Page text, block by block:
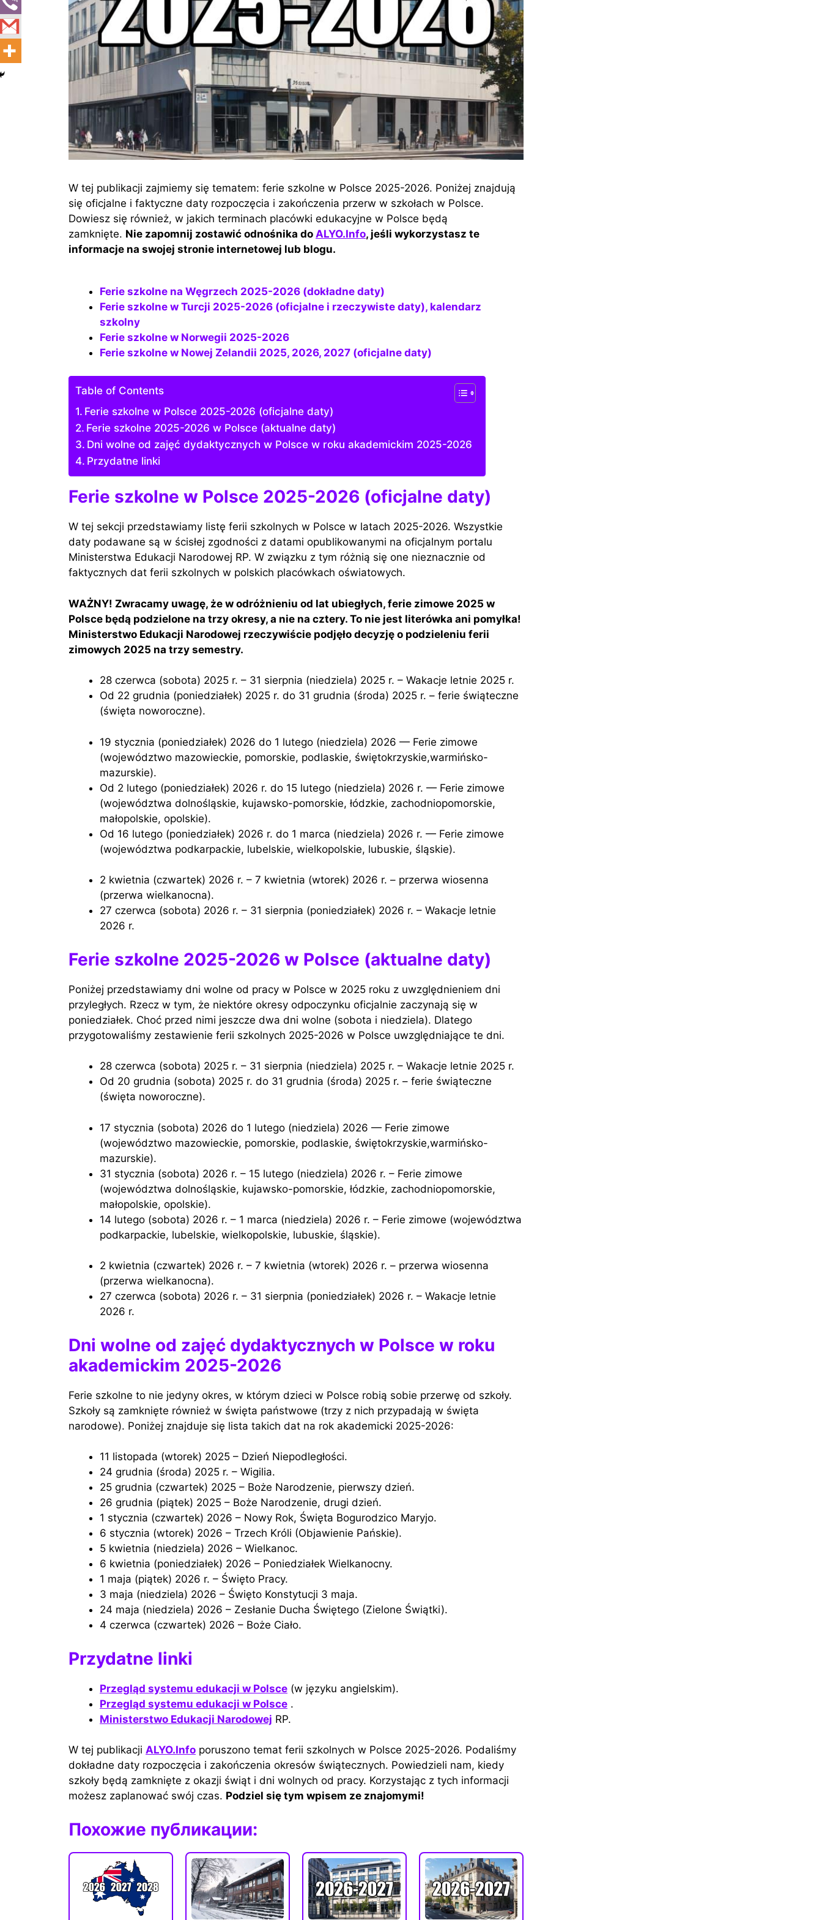
W tej publikacji zajmiemy się tematem: ferie szkolne w Polsce 2025-2026. Poniżej znajdują
się oficjalne i faktyczne daty rozpoczęcia i zakończenia przerw w szkołach w Polsce.
Dowiesz się również, w jakich terminach placówki edukacyjne w Polsce będą
zamknięte. Nie zapomnij zostawić odnośnika do ALYO.Info, jeśli wykorzystasz te
informacje na swojej stronie internetowej lub blogu.
Ferie szkolne na Węgrzech 2025-2026 (dokładne daty)
Ferie szkolne w Turcji 2025-2026 (oficjalne i rzeczywiste daty), kalendarz
szkolny
Ferie szkolne w Norwegii 2025-2026
Ferie szkolne w Nowej Zelandii 2025, 2026, 2027 (oficjalne daty)
Table of Contents
Ferie szkolne w Polsce 2025-2026 (oficjalne daty)
Ferie szkolne 2025-2026 w Polsce (aktualne daty)
Dni wolne od zajęć dydaktycznych w Polsce w roku akademickim 2025-2026
Przydatne linki
Ferie szkolne w Polsce 2025-2026 (oficjalne daty)
W tej sekcji przedstawiamy listę ferii szkolnych w Polsce w latach 2025-2026. Wszystkie
daty podawane są w ścisłej zgodności z datami opublikowanymi na oficjalnym portalu
Ministerstwa Edukacji Narodowej RP. W związku z tym różnią się one nieznacznie od
faktycznych dat ferii szkolnych w polskich placówkach oświatowych.
WAŻNY! Zwracamy uwagę, że w odróżnieniu od lat ubiegłych, ferie zimowe 2025 w
Polsce będą podzielone na trzy okresy, a nie na cztery. To nie jest literówka ani pomyłka!
Ministerstwo Edukacji Narodowej rzeczywiście podjęło decyzję o podzieleniu ferii
zimowych 2025 na trzy semestry.
28 czerwca (sobota) 2025 r. – 31 sierpnia (niedziela) 2025 r. – Wakacje letnie 2025 r.
Od 22 grudnia (poniedziałek) 2025 r. do 31 grudnia (środa) 2025 r. – ferie świąteczne
(święta noworoczne).
19 stycznia (poniedziałek) 2026 do 1 lutego (niedziela) 2026 — Ferie zimowe
(województwo mazowieckie, pomorskie, podlaskie, świętokrzyskie,warmińsko-
mazurskie).
Od 2 lutego (poniedziałek) 2026 r. do 15 lutego (niedziela) 2026 r. — Ferie zimowe
(województwa dolnośląskie, kujawsko-pomorskie, łódzkie, zachodniopomorskie,
małopolskie, opolskie).
Od 16 lutego (poniedziałek) 2026 r. do 1 marca (niedziela) 2026 r. — Ferie zimowe
(województwa podkarpackie, lubelskie, wielkopolskie, lubuskie, śląskie).
2 kwietnia (czwartek) 2026 r. – 7 kwietnia (wtorek) 2026 r. – przerwa wiosenna
(przerwa wielkanocna).
27 czerwca (sobota) 2026 r. – 31 sierpnia (poniedziałek) 2026 r. – Wakacje letnie
2026 r.
Ferie szkolne 2025-2026 w Polsce (aktualne daty)
Poniżej przedstawiamy dni wolne od pracy w Polsce w 2025 roku z uwzględnieniem dni
przyległych. Rzecz w tym, że niektóre okresy odpoczynku oficjalnie zaczynają się w
poniedziałek. Choć przed nimi jeszcze dwa dni wolne (sobota i niedziela). Dlatego
przygotowaliśmy zestawienie ferii szkolnych 2025-2026 w Polsce uwzględniające te dni.
28 czerwca (sobota) 2025 r. – 31 sierpnia (niedziela) 2025 r. – Wakacje letnie 2025 r.
Od 20 grudnia (sobota) 2025 r. do 31 grudnia (środa) 2025 r. – ferie świąteczne
(święta noworoczne).
17 stycznia (sobota) 2026 do 1 lutego (niedziela) 2026 — Ferie zimowe
(województwo mazowieckie, pomorskie, podlaskie, świętokrzyskie,warmińsko-
mazurskie).
31 stycznia (sobota) 2026 r. – 15 lutego (niedziela) 2026 r. – Ferie zimowe
(województwa dolnośląskie, kujawsko-pomorskie, łódzkie, zachodniopomorskie,
małopolskie, opolskie).
14 lutego (sobota) 2026 r. – 1 marca (niedziela) 2026 r. – Ferie zimowe (województwa
podkarpackie, lubelskie, wielkopolskie, lubuskie, śląskie).
2 kwietnia (czwartek) 2026 r. – 7 kwietnia (wtorek) 2026 r. – przerwa wiosenna
(przerwa wielkanocna).
27 czerwca (sobota) 2026 r. – 31 sierpnia (poniedziałek) 2026 r. – Wakacje letnie
2026 r.
Dni wolne od zajęć dydaktycznych w Polsce w roku
akademickim 2025-2026
Ferie szkolne to nie jedyny okres, w którym dzieci w Polsce robią sobie przerwę od szkoły.
Szkoły są zamknięte również w święta państwowe (trzy z nich przypadają w święta
narodowe). Poniżej znajduje się lista takich dat na rok akademicki 2025-2026:
11 listopada (wtorek) 2025 – Dzień Niepodległości.
24 grudnia (środa) 2025 r. – Wigilia.
25 grudnia (czwartek) 2025 – Boże Narodzenie, pierwszy dzień.
26 grudnia (piątek) 2025 – Boże Narodzenie, drugi dzień.
1 stycznia (czwartek) 2026 – Nowy Rok, Święta Bogurodzico Maryjo.
6 stycznia (wtorek) 2026 – Trzech Króli (Objawienie Pańskie).
5 kwietnia (niedziela) 2026 – Wielkanoc.
6 kwietnia (poniedziałek) 2026 – Poniedziałek Wielkanocny.
1 maja (piątek) 2026 r. – Święto Pracy.
3 maja (niedziela) 2026 – Święto Konstytucji 3 maja.
24 maja (niedziela) 2026 – Zesłanie Ducha Świętego (Zielone Świątki).
4 czerwca (czwartek) 2026 – Boże Ciało.
Przydatne linki
Przegląd systemu edukacji w Polsce (w języku angielskim).
Przegląd systemu edukacji w Polsce .
Ministerstwo Edukacji Narodowej RP.
W tej publikacji ALYO.Info poruszono temat ferii szkolnych w Polsce 2025-2026. Podaliśmy
dokładne daty rozpoczęcia i zakończenia okresów świątecznych. Powiedzieli nam, kiedy
szkoły będą zamknięte z okazji świąt i dni wolnych od pracy. Korzystając z tych informacji
możesz zaplanować swój czas. Podziel się tym wpisem ze znajomymi!
Похожие публикации: